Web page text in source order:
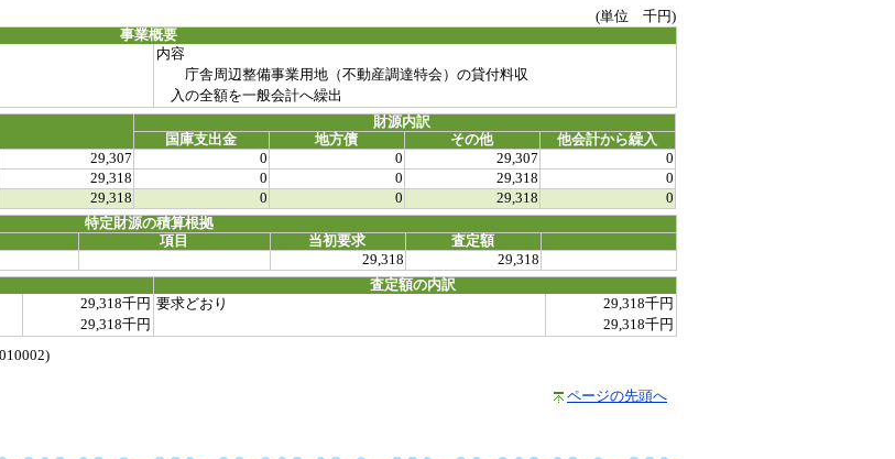
(単位 千円)
事業概要
内容
庁舎周辺整備事業用地（不動産調達特会）の貸付料収
入の全額を一般会計へ繰出
財源内訳
国庫支出金
地方債 その他
他会計から繰入
29,307 0 0 29,307
0
29,318 0 0 29,318
0
29,318 0 0 29,318
0
特定財源の積算根拠
項目 当初要求
査定額
29,318
29,318
査定額の内訳
29,318千円 要求どおり
29,318千円
29,318千円
29,318千円
ページの先頭へ